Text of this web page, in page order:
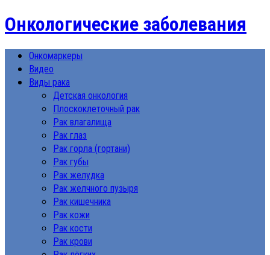
Онкологические заболевания
Онкомаркеры
Видео
Виды рака
Детская онкология
Плоскоклеточный рак
Рак влагалища
Рак глаз
Рак горла (гортани)
Рак губы
Рак желудка
Рак желчного пузыря
Рак кишечника
Рак кожи
Рак кости
Рак крови